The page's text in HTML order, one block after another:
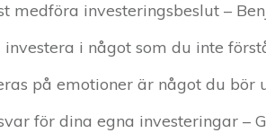
medföra investeringsbeslut –
i något som du inte
på emotioner är något du bör
för dina egna investeringar –